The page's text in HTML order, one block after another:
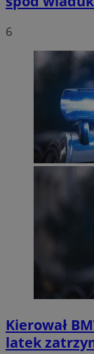
6
Kierował
latek